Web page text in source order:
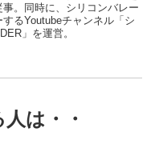
。同時に、シリコンバレー
るYoutubeチャンネル「シ
」を運営。
は・・